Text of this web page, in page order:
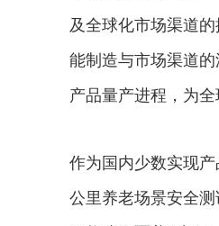
及全球化市场渠道
能制造与市场渠道
产品量产进程，为全
作为国内少数实现
公里养老场景安全